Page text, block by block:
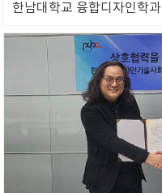
한남대학교 융합디자인학과